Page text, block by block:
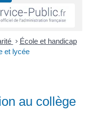
> École et handicap
et lycée
au collège